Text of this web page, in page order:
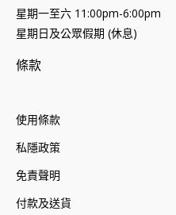
星期一至六 11:00pm-6:00pm
星期日及公眾假期 (休息)
條款
使用條款
私隱政策
免責聲明
付款及送貨